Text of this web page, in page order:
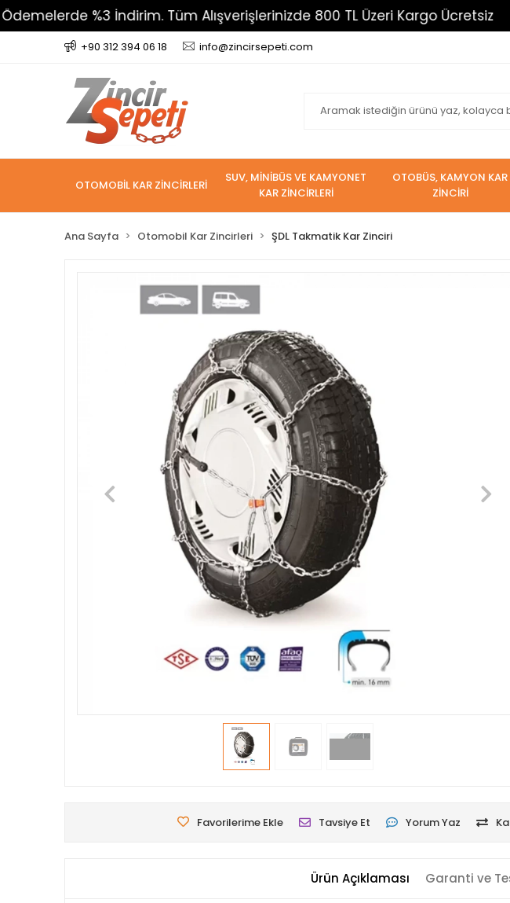
%3 İndirim. Tüm Alışverişlerinizde 800 TL Üzeri Kargo Ücretsiz
+90 312 394 06 18 info@zincirsepeti.com
OTOMOBİL KAR ZİNCİRLERİ
SUV, MİNİBÜS VE KAMYONET
KAR ZİNCİRLERİ
OTOBÜS, KAMYON KAR
ZİNCİRİ
Ana Sayfa Otomobil Kar Zincirleri ŞDL Takmatik Kar Zinciri
Favorilerime Ekle Tavsiye Et Yorum Yaz
Ürün Açıklaması Garanti ve